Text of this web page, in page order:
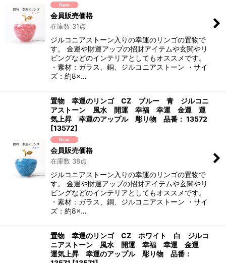
会員販売価格
在庫数 31点
ジルコニアストーン入りの幸運のリンゴの置物で
す。 金運や財運アップの招財アイテムや玄関やリ
ビングなどのインテリアとしてもオススメです。
・素材：ガラス、銅、ジルコニアストーン ・サイ
ズ：約8×…
置物 幸運のリンゴ CZ ブルー 青 ジルコニ
アストーン 風水 開運 幸福 幸運 金運 運
気上昇 幸運のアップル 彫り物 品番： 13572
[13572]
会員販売価格
在庫数 38点
ジルコニアストーン入りの幸運のリンゴの置物で
す。 金運や財運アップの招財アイテムや玄関やリ
ビングなどのインテリアとしてもオススメです。
・素材：ガラス、銅、ジルコニアストーン ・サイ
ズ：約8×…
置物 幸運のリンゴ CZ ホワイト 白 ジルコ
ニアストーン 風水 開運 幸福 幸運 金運
運気上昇 幸運のアップル 彫り物 品番：